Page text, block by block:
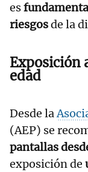
es
riesgosde la
Exposición
edad
Desde la
(AEP) se
pantallas
exposición de